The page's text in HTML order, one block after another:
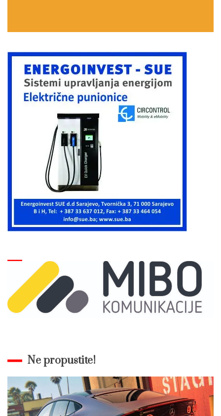
Ne propustite!